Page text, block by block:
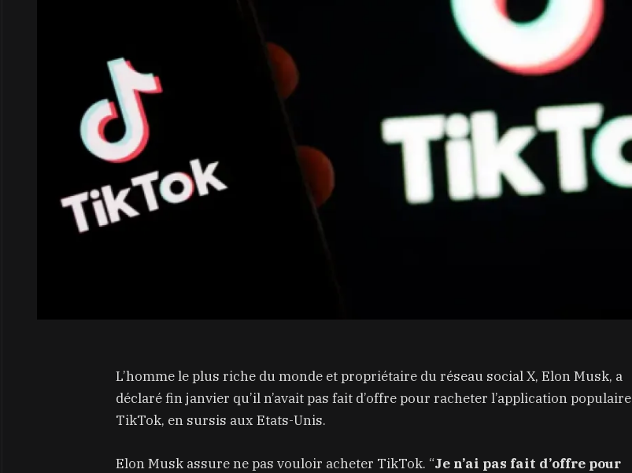
L’homme le plus riche du monde et propriétaire du réseau social X, Elon Musk, a
déclaré fin janvier qu’il n’avait pas fait d’offre pour racheter l’application populaire
TikTok, en sursis aux Etats-Unis.
Elon Musk assure ne pas vouloir acheter TikTok. “Je n’ai pas fait d’offre pour